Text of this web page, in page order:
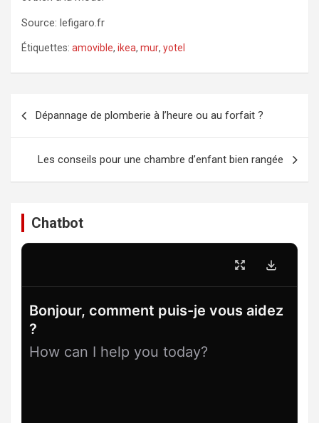
Source: lefigaro.fr
Étiquettes: amovible, ikea, mur, yotel
l’article
Dépannage de plomberie à l’heure ou au forfait ?
Les conseils pour une chambre d’enfant bien rangée
Chatbot
Bonjour, comment puis-je vous aidez
?
How can I help you today?